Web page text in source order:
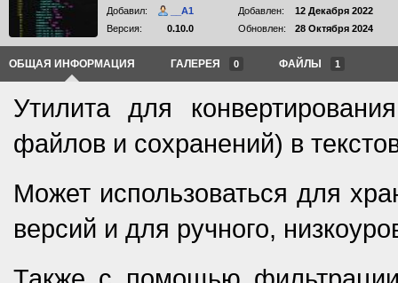
Добавил:
__A1
Версия:
0.10.0
Добавлен:
12 Декабря 2022
Обновлен:
28 Октября 2024
ОБЩАЯ ИНФОРМАЦИЯ ГАЛЕРЕЯ 0 ФАЙЛЫ 1
Утилита для
файлов и сохранений) в
Может использоваться для
версий и для ручного,